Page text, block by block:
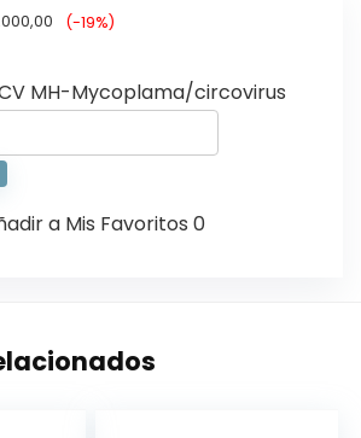
(-19%)
MH-Mycoplama/circovirus
a Mis Favoritos 0